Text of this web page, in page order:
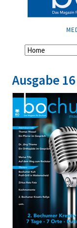
Navigation
Ausgabe